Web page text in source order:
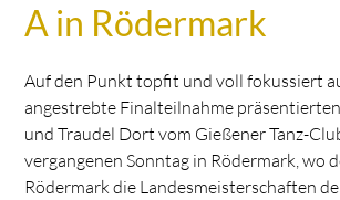
A in Rödermark
Auf den Punkt topfit und voll fokussiert
angestrebte Finalteilnahme
und Traudel Dort vom Gießener Tanz-
vergangenen Sonntag in Rödermark, wo
Rödermark die Landesmeisterschaften